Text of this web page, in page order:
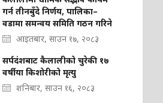
गर्न तीनबुँदे निर्णय, पालिका–
वडामा समन्वय समिति गठन गरिने
आइतबार, साउन १७, २०८३
सर्पदंशबाट कैलालीको चुरेकी १७
वर्षीया किशोरीको मृत्यु
शनिबार, साउन १६, २०८३